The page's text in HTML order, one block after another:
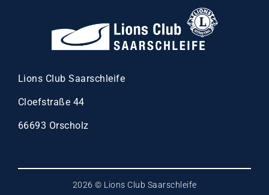
Lions Club Saarschleife
Cloefstraße 44
66693 Orscholz
2026 © Lions Club Saarschleife